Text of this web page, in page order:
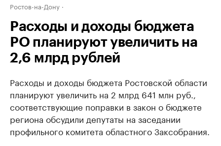
Ростов-на-Дону
Расходы и доходы бюджета
РО планируют увеличить на
2,6 млрд рублей
Расходы и доходы бюджета Ростовской области
планируют увеличить на 2 млрд 641 млн руб.,
соответствующие поправки в закон о бюджете
региона обсудили депутаты на заседании
профильного комитета областного Заксобрания.